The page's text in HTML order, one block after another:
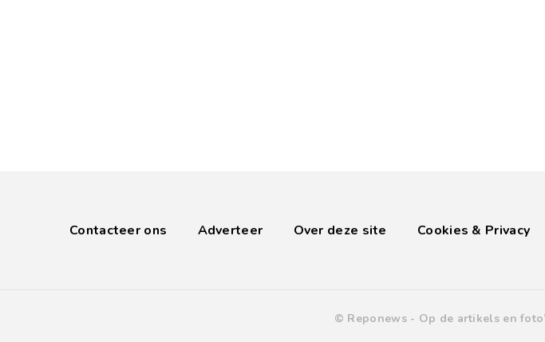
Contacteer ons Adverteer Over deze site Cookies & Privacy
© Reponews - Op de artikels en